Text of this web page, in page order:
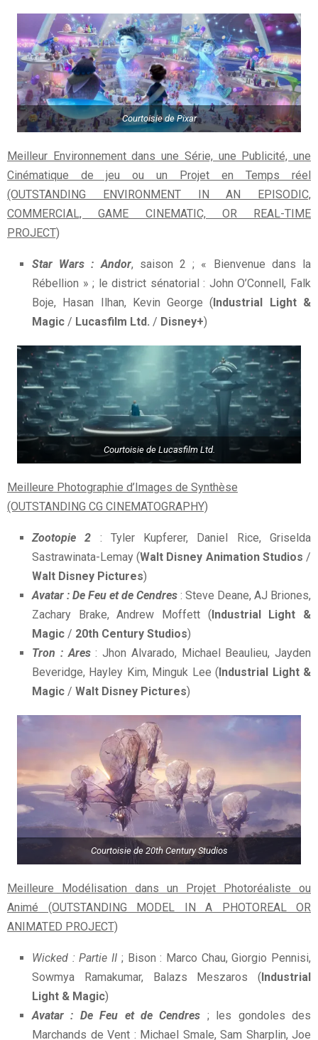
Courtoisie de Pixar
Meilleur Environnement dans une Série, une Publicité, une
Cinématique de jeu ou un Projet en Temps réel
(OUTSTANDING ENVIRONMENT IN AN EPISODIC,
COMMERCIAL, GAME CINEMATIC, OR REAL-TIME
PROJECT)
Star Wars : Andor, saison 2 ; « Bienvenue dans la
Rébellion » ; le district sénatorial : John O’Connell, Falk
Boje, Hasan Ilhan, Kevin George (Industrial Light &
Magic / Lucasfilm Ltd. / Disney+)
Courtoisie de Lucasfilm Ltd.
Meilleure Photographie d’Images de Synthèse
(OUTSTANDING CG CINEMATOGRAPHY)
Zootopie 2 : Tyler Kupferer, Daniel Rice, Griselda
Sastrawinata-Lemay (Walt Disney Animation Studios /
Walt Disney Pictures)
Avatar : De Feu et de Cendres : Steve Deane, AJ Briones,
Zachary Brake, Andrew Moffett (Industrial Light &
Magic / 20th Century Studios)
Tron : Ares: Jhon Alvarado, Michael Beaulieu, Jayden
Beveridge, Hayley Kim, Minguk Lee (Industrial Light &
Magic / Walt Disney Pictures)
Courtoisie de 20th Century Studios
Meilleure Modélisation dans un Projet Photoréaliste ou
Animé (OUTSTANDING MODEL IN A PHOTOREAL OR
ANIMATED PROJECT)
Wicked : Partie II ; Bison : Marco Chau, Giorgio Pennisi,
Sowmya Ramakumar, Balazs Meszaros (Industrial
Light & Magic)
Avatar : De Feu et de Cendres ; les gondoles des
Marchands de Vent : Michael Smale, Sam Sharplin, Joe